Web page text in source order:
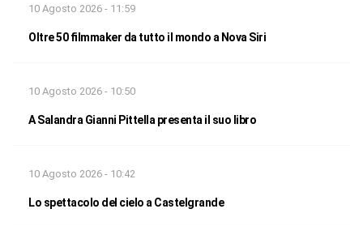
10 Agosto 2026 - 11:59
Oltre 50 filmmaker da tutto il mondo a Nova Siri
10 Agosto 2026 - 10:50
A Salandra Gianni Pittella presenta il suo libro
10 Agosto 2026 - 10:42
Lo spettacolo del cielo a Castelgrande